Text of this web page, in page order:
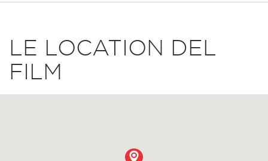
LE LOCATION DEL
FILM